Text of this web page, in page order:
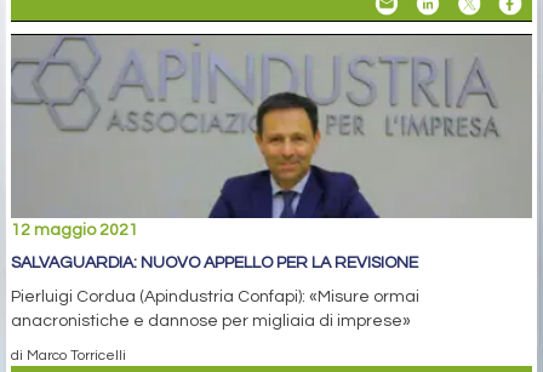
12 maggio 2021
SALVAGUARDIA: NUOVO APPELLO PER LA REVISIONE
Pierluigi Cordua (Apindustria Confapi): «Misure ormai
anacronistiche e dannose per migliaia di imprese»
di Marco Torricelli